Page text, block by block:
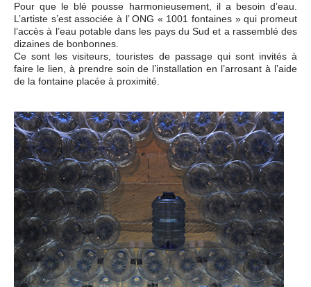
Pour que le blé pousse harmonieusement, il a besoin d’eau.
L’artiste s’est associée à l’ ONG « 1001 fontaines » qui promeut
l’accès à l’eau potable dans les pays du Sud et a rassemblé des
dizaines de bonbonnes.
Ce sont les visiteurs, touristes de passage qui sont invités à
faire le lien, à prendre soin de l’installation en l’arrosant à l’aide
de la fontaine placée à proximité.